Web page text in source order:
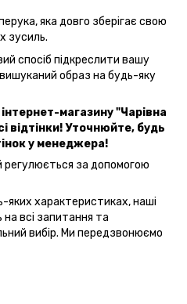
яка довго зберігає свою
зусиль.
спосіб підкреслити вашу
вишуканий образ на будь-яку
магазину "Чарівна
відтінки! Уточнюйте, будь
у менеджера!
регулюється за допомогою
яких характеристиках, наші
всі запитання та
вибір. Ми передзвонюємо